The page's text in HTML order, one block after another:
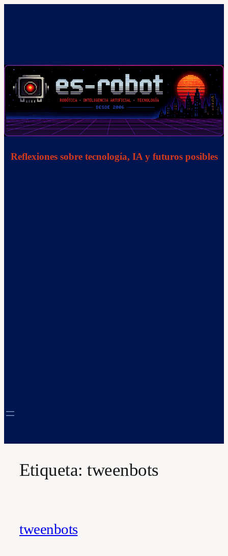
Reflexiones sobre tecnología, IA y futuros posibles
Etiqueta: tweenbots
tweenbots